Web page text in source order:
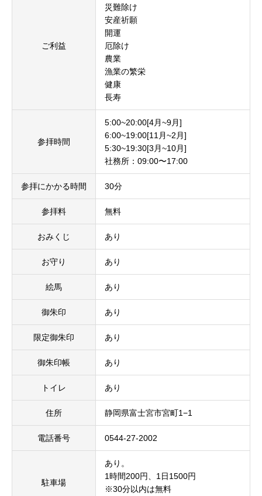
ご利益
災難除け
安産祈願
開運
厄除け
農業
漁業の繁栄
健康
長寿
参拝時間
5:00~20:00[4月~9月]
6:00~19:00[11月~2月]
5:30~19:30[3月~10月]
社務所：09:00〜17:00
参拝にかかる時間 30分
参拝料 無料
おみくじ あり
お守り あり
絵馬 あり
御朱印 あり
限定御朱印 あり
御朱印帳 あり
トイレ あり
住所 静岡県富士宮市宮町1−1
電話番号 0544-27-2002
駐車場
あり。
1時間200円、1日1500円
※30分以内は無料